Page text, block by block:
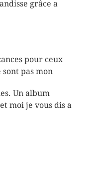
grâce a
pour ceux
pas mon
Un album
moi je vous dis a